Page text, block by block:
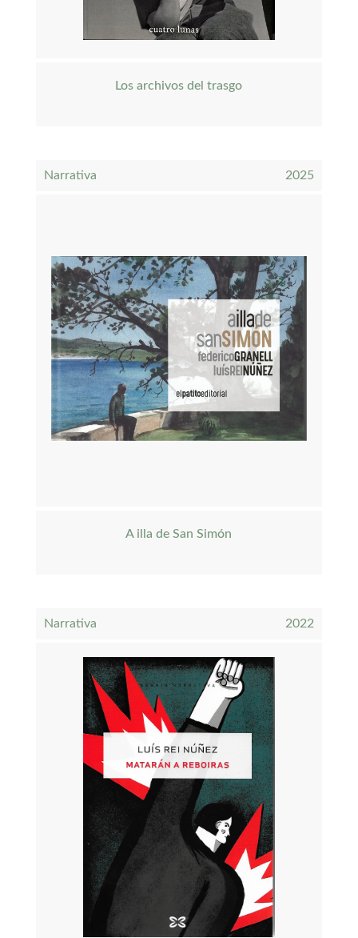
Los archivos del trasgo
Narrativa 2025
A illa de San Simón
Narrativa 2022